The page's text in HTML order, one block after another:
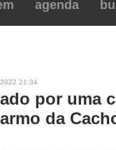
agenda
21:34
por uma
da